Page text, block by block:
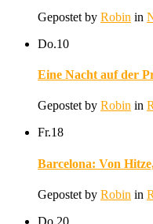
Gepostet by Robin in
Do.10
Eine Nacht auf der
Gepostet by Robin in
Fr.18
Barcelona: Von
Gepostet by Robin in
Do.20